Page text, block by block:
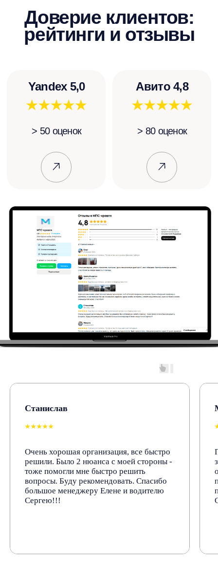
Станислав
⭑⭑⭑⭑⭑
Очень хорошая организация, все быстро
решили. Было 2 нюанса с моей стороны -
тоже помогли мне быстро решить
вопросы. Буду рекомендовать. Спасибо
большое менеджеру Елене и водителю
Сергею!!!
Ответы на часто
Адрес офиса
info@mps.city
г. Краснодар,
ул. Российская 564, офис 10
График работы
MAX